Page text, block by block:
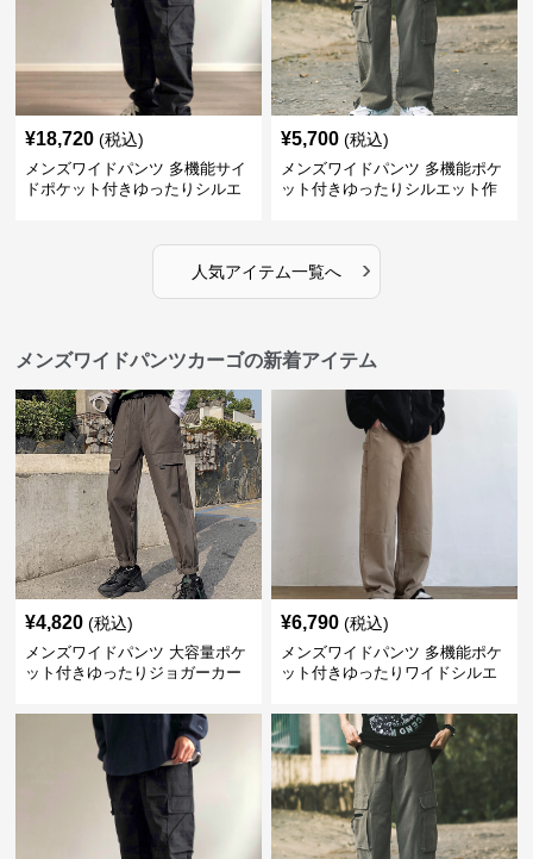
¥18,720 (税込)
メンズワイドパンツ 多機能サイ
ドポケット付きゆったりシルエ
¥5,700 (税込)
メンズワイドパンツ 多機能ポケ
ット付きゆったりシルエット作
人気アイテム一覧へ ›
メンズワイドパンツカーゴの新着アイテム
¥4,820 (税込)
メンズワイドパンツ 大容量ポケ
ット付きゆったりジョガーカー
¥6,790 (税込)
メンズワイドパンツ 多機能ポケ
ット付きゆったりワイドシルエ